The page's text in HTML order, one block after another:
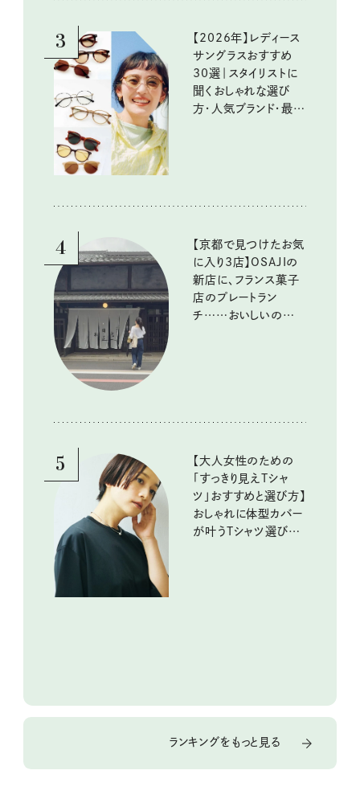
3
【2026年】レディース
サングラスおすすめ
30選｜スタイリストに
聞くおしゃれな選び
方・人気ブランド・最新
4
【京都で見つけたお気
に入り3店】OSAJIの
新店に、フランス菓子
店のプレートラン
チ……おいしいのんび
5
【大人女性のための
「すっきり見えTシャ
ツ」おすすめと選び方】
おしゃれに体型カバー
が叶うTシャツ選びの
ランキングをもっと見る